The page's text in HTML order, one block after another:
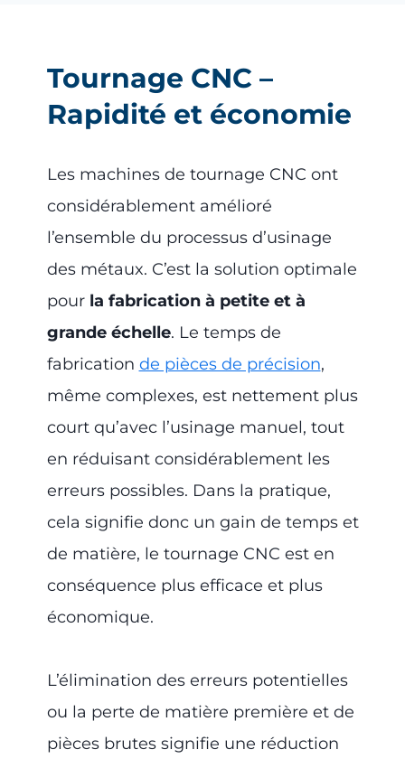
Tournage CNC –
Rapidité et économie
Les machines de tournage CNC ont
considérablement amélioré
l’ensemble du processus d’usinage
des métaux. C’est la solution optimale
pour la fabrication à petite et à
grande échelle. Le temps de
fabrication de pièces de précision,
même complexes, est nettement plus
court qu’avec l’usinage manuel, tout
en réduisant considérablement les
erreurs possibles. Dans la pratique,
cela signifie donc un gain de temps et
de matière, le tournage CNC est en
conséquence plus efficace et plus
économique.
L’élimination des erreurs potentielles
ou la perte de matière première et de
pièces brutes signifie une réduction